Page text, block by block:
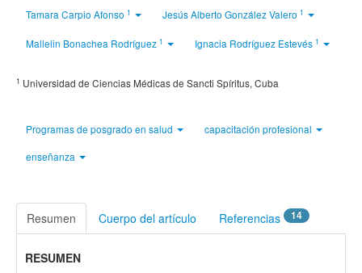
Tamara Carpio Afonso 1 Jesús Alberto González Valero 1
Mallelin Bonachea Rodríguez 1 Ignacia Rodríguez Estevés 1
1 Universidad de Ciencias Médicas de Sancti Spíritus, Cuba
Programas de posgrado en salud
capacitación profesional
enseñanza
Resumen Cuerpo del artículo Referencias 14
RESUMEN